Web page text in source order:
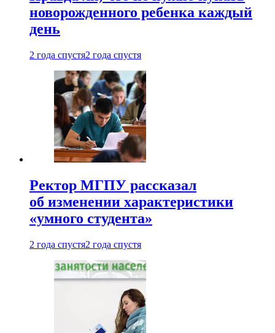
новорожденного ребенка каждый
день
2 года спустя2 года спустя
Ректор МГПУ рассказал
об изменении характеристики
«умного студента»
2 года спустя2 года спустя